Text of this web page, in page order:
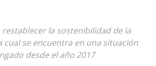
restablecer la sostenibilidad de la
cual se encuentra en una situación
desde el año 2017